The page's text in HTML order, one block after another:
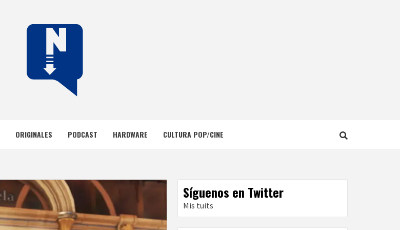
ORIGINALES PODCAST HARDWARE CULTURA POP/CINE
Síguenos en Twitter
Mis tuits